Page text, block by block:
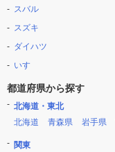
スバル
スズキ
ダイハツ
いすゞ
都道府県から探す
北海道・東北
北海道
青森県 岩手県
関東